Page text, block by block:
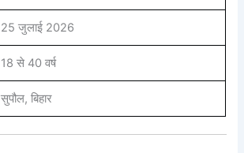
25 जुलाई 2026
18 से 40 वर्ष
सुपौल, बिहार